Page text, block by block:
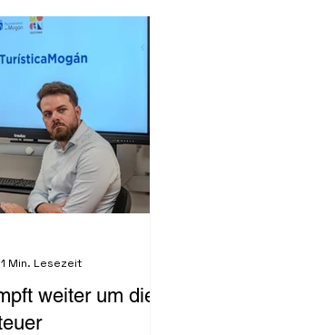
Kleinanzeigen
weiter um die
1 Min. Lesezeit